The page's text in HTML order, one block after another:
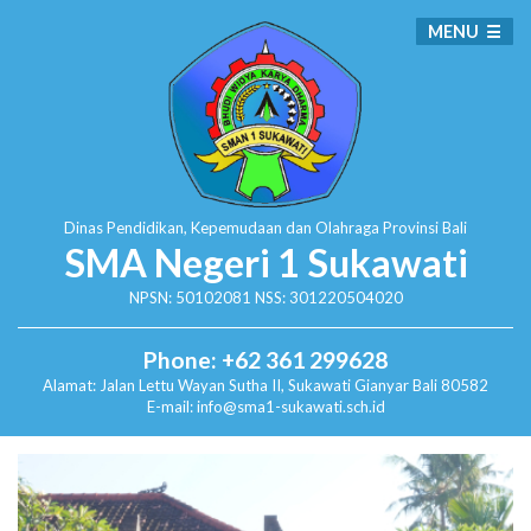
Dinas Pendidikan, Kepemudaan dan Olahraga Provinsi Bali
SMA Negeri 1 Sukawati
NPSN: 50102081 NSS: 301220504020
Phone: +62 361 299628
Alamat: Jalan Lettu Wayan Sutha II, SukawatiGianyar Bali 80582
E-mail: info@sma1-sukawati.sch.id
MENU